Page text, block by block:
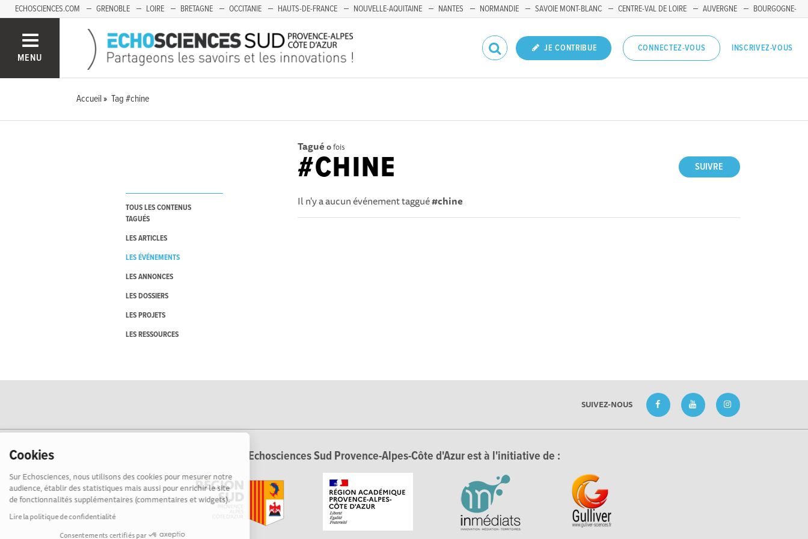
Cookies
Sur Echosciences, nous utilisons des cookies pour mesurer notre
audience, établir des statistiques mais aussi pour enrichir le site
de fonctionnalités supplémentaires (commentaires et widgets).
Lire la politique de confidentialité
Consentements certifiés par
ECHOSCIENCES.COM GRENOBLE LOIRE BRETAGNE OCCITANIE HAUTS-DE-FRANCE NOUVELLE-AQUITAINE NANTES NORMANDIE SAVOIE MONT-BLANC CENTRE-VAL DE LOIRE AUVERGNE
BOURGOGNE-
MENU
JE CONTRIBUE CONNECTEZ-VOUS INSCRIVEZ-VOUS
Accueil Tag #chine
TOUS LES CONTENUS
TAGUÉS
LES ARTICLES
LES ÉVÉNEMENTS
LES ANNONCES
LES DOSSIERS
LES PROJETS
LES RESSOURCES
Tagué 0fois
SUIVRE
#CHINE
Il n'y a aucun événement taggué#chine
SUIVEZ-NOUS
Echosciences Sud Provence-Alpes-Côte d'Azur est à l'initiative de :